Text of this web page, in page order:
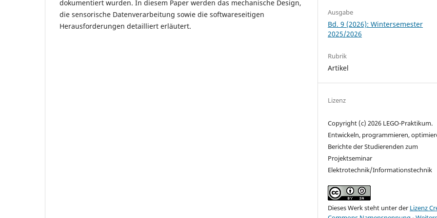
dokumentiert wurden. In diesem Paper werden das mechanische Design,
die sensorische Datenverarbeitung sowie die softwareseitigen
Herausforderungen detailliert erläutert.
Ausgabe
Bd. 9 (2026): Wintersemester
2025/2026
Rubrik
Artikel
Lizenz
Copyright (c) 2026 LEGO-Praktikum.
Entwickeln, programmieren,
Berichte der Studierenden zum
Projektseminar
Elektrotechnik/Informationstechnik
Dieses Werk steht unter der Lizenz